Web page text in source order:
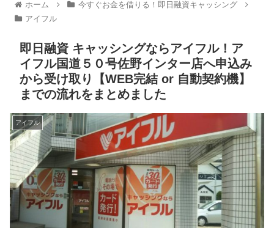
ホーム
今すぐお金を借りる！即日融資キャッシング
アイフル
即日融資 キャッシングならアイフル！ア
イフル国道５０号佐野インター店へ申込み
から受け取り【WEB完結 or 自動契約機】
までの流れをまとめました
アイフル